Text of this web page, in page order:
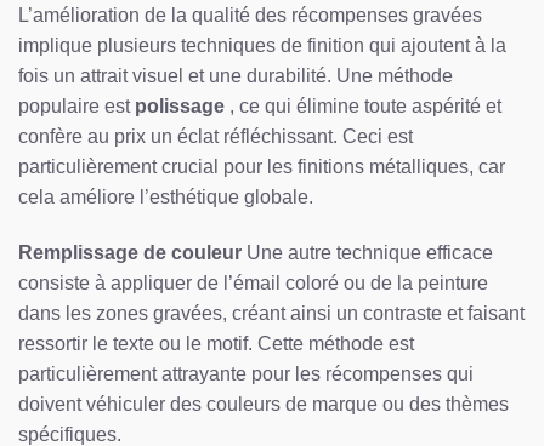
L’amélioration de la qualité des récompenses gravées
implique plusieurs techniques de finition qui ajoutent à la
fois un attrait visuel et une durabilité. Une méthode
populaire est polissage , ce qui élimine toute aspérité et
confère au prix un éclat réfléchissant. Ceci est
particulièrement crucial pour les finitions métalliques, car
cela améliore l’esthétique globale.
Remplissage de couleur Une autre technique efficace
consiste à appliquer de l’émail coloré ou de la peinture
dans les zones gravées, créant ainsi un contraste et faisant
ressortir le texte ou le motif. Cette méthode est
particulièrement attrayante pour les récompenses qui
doivent véhiculer des couleurs de marque ou des thèmes
spécifiques.